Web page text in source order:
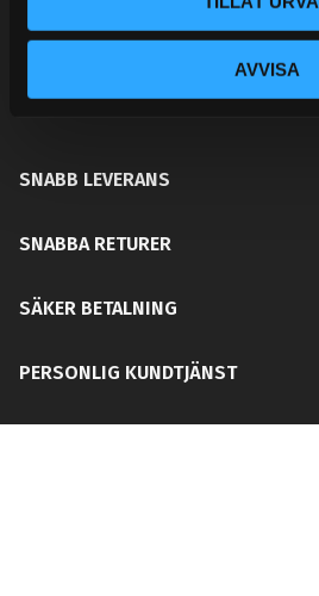
AVVISA
ditt chassi, bromssystem,
säkerhetsutrustning. Med en
mångårig erfarenhet får du rätt
att din plånboken blir tom!
SNABB LEVERANS
SNABBA RETURER
SÄKER BETALNING
PERSONLIG KUNDTJÄNST